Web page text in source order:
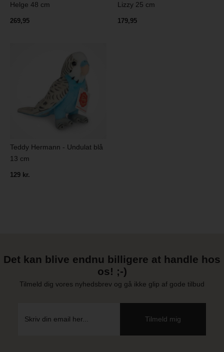
Helge 48 cm
269,95
Lizzy 25 cm
179,95
Teddy Hermann - Undulat blå
13 cm
129 kr.
Det kan blive endnu billigere at handle hos
os! ;-)
Tilmeld dig vores nyhedsbrev og gå ikke glip af gode tilbud